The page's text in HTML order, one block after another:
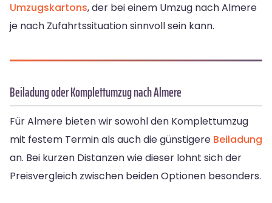
Umzugskartons, der bei einem Umzug nach Almere
je nach Zufahrtssituation sinnvoll sein kann.
Beiladung oder Komplettumzug nach Almere
Für Almere bieten wir sowohl den Komplettumzug
mit festem Termin als auch die günstigere Beiladung
an. Bei kurzen Distanzen wie dieser lohnt sich der
Preisvergleich zwischen beiden Optionen besonders.